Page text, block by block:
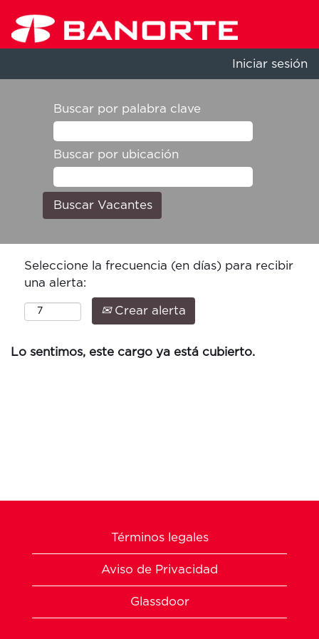
Iniciar sesión
Buscar por palabra clave
Buscar por ubicación
Seleccione la frecuencia (en días) para recibir
una alerta:
Crear alerta
Lo sentimos, este cargo ya está cubierto.
Términos legales
Aviso de Privacidad
Glassdoor